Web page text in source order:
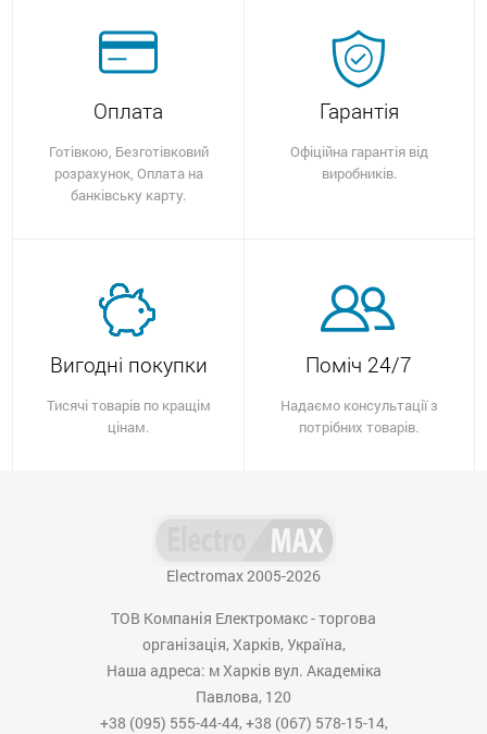
Оплата
Готівкою, Безготівковий
розрахунок, Оплата на
банківську карту.
Гарантія
Офіційна гарантія від
виробників.
Вигодні покупки
Тисячі товарів по кращім
цінам.
Поміч 24/7
Надаємо консультації з
потрібних товарів.
Electromax 2005-2026
ТОВ Компанія Електромакс - торгова
організація, Харків, Україна,
Наша адреса: м Харків вул. Академіка
Павлова, 120
+38 (095) 555-44-44, +38 (067) 578-15-14,